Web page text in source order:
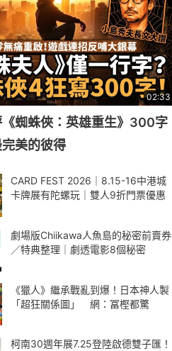
02:33
蜘蛛俠：英雄重生》300字
美的彼得
CARD FEST 2026｜8.15-16中港城
卡牌展有陀螺玩｜雙人9折門票優惠
劇場版Chiikawa人魚島的秘密前賣券
／特典整理｜劇透電影8個秘密
《獵人》繼承戰亂到爆！日本神人製
「超狂關係圖」 網：冨樫都驚
柯南30週年展7.25登陸啟德雙子匯！